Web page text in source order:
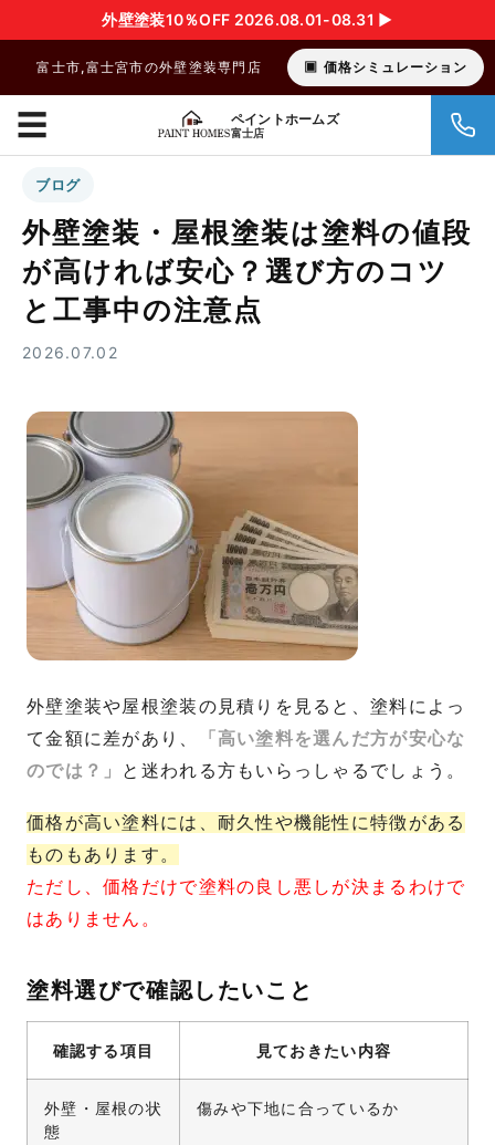
外壁塗装10％OFF 2026.08.01-08.31 ▶︎
富士市,富士宮市の外壁塗装専門店 価格シミュレーション
ペイントホームズ
富士店
☰
ブログ
外壁塗装・屋根塗装は塗料の値段
が高ければ安心？選び方のコツ
と工事中の注意点
2026.07.02
外壁塗装や屋根塗装の見積りを見ると、塗料によっ
て金額に差があり、
「高い塗料を選んだ方が安心な
のでは？」 と迷われる方もいらっしゃるでしょう。
価格が高い塗料には、耐久性や機能性に特徴がある
ものもあります。
ただし、価格だけで塗料の良し悪しが決まるわけで
はありません。
塗料選びで確認したいこと
確認する項目 見ておきたい内容
外壁・屋根の状
態
傷みや下地に合っているか